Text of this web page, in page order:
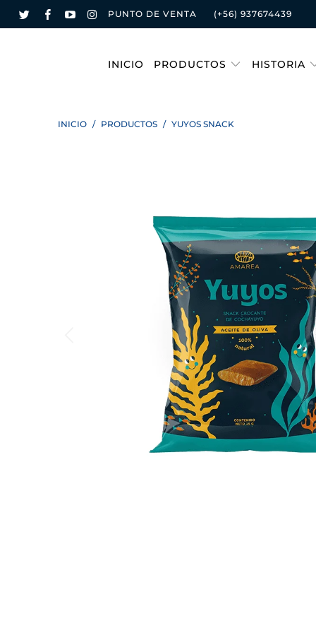
PUNTO DE VENTA (+56) 937674439
INICIO PRODUCTOS HISTORIA
INICIO / PRODUCTOS / YUYOS SNACK